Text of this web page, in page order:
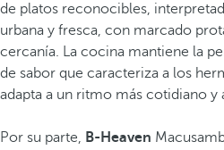
de platos reconocibles,
urbana y fresca, con marcado
cercanía. La cocina mantiene la
de sabor que caracteriza a los
adapta a un ritmo más cotidiano y
Por su parte, B-Heaven